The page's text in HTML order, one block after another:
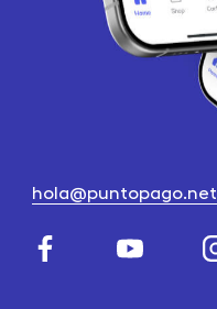
hola@puntopago.net